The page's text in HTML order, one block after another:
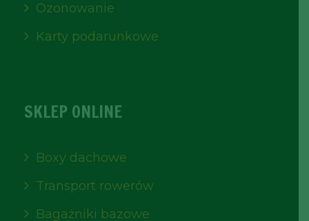
Ozonowanie
Karty podarunkowe
SKLEP ONLINE
Boxy dachowe
Transport rowerów
Bagażniki bazowe